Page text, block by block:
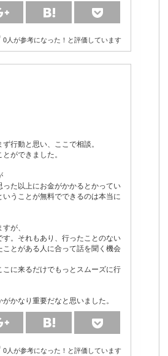
0人が参考になった！と評価しています
行動と思い、ここで相談。
ができました。
た以上にお金がかかるとかってい
うことが無料でできるのは本当に
が、
。それもあり、行ったことのない
とがある人に合って話を聞く機会
に来るだけでもっとスムーズに行
かなり重要だなと思いました。
0人が参考になった！と評価しています